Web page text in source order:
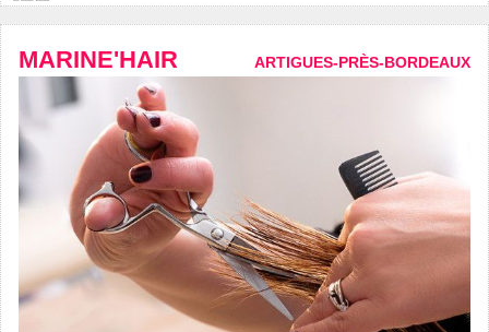
MARINE'HAIR ARTIGUES-PRÈS-BORDEAUX